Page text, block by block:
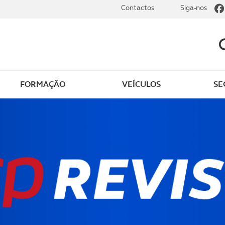
FORMAÇÃO VEÍCULOS
Contactos Siga-nos